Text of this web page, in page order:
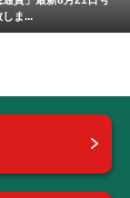
しま...